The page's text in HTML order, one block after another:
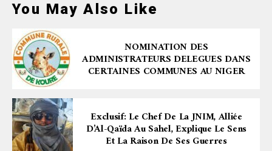
You May Also Like
NOMINATION DES
ADMINISTRATEURS DELEGUES DANS
CERTAINES COMMUNES AU NIGER
Exclusif: Le Chef De La JNIM, Alliée
D’Al-Qaïda Au Sahel, Explique Le Sens
Et La Raison De Ses Guerres